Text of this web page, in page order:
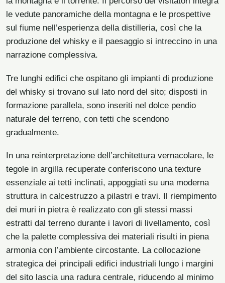
le vedute panoramiche della montagna e le prospettive
sul fiume nell’esperienza della distilleria, così che la
produzione del whisky e il paesaggio si intreccino in una
narrazione complessiva.
Tre lunghi edifici che ospitano gli impianti di produzione
del whisky si trovano sul lato nord del sito; disposti in
formazione parallela, sono inseriti nel dolce pendio
naturale del terreno, con tetti che scendono
gradualmente.
In una reinterpretazione dell’architettura vernacolare, le
tegole in argilla recuperate conferiscono una texture
essenziale ai tetti inclinati, appoggiati su una moderna
struttura in calcestruzzo a pilastri e travi. Il riempimento
dei muri in pietra è realizzato con gli stessi massi
estratti dal terreno durante i lavori di livellamento, così
che la palette complessiva dei materiali risulti in piena
armonia con l’ambiente circostante. La collocazione
strategica dei principali edifici industriali lungo i margini
del sito lascia una radura centrale, riducendo al minimo